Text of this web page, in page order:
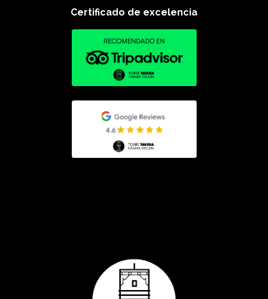
Certificado de excelencia